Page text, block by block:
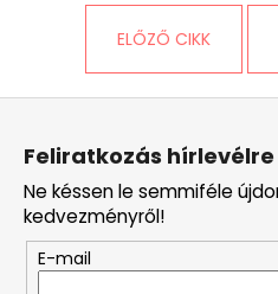
ELŐZŐ CIKK
Feliratkozás hírlevélre
Ne késsen le semmiféle
kedvezményről!
E-mail